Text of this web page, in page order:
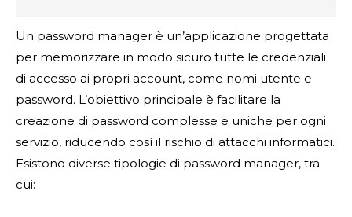
Un password manager è un’applicazione progettata
per memorizzare in modo sicuro tutte le credenziali
di accesso ai propri account, come nomi utente e
password. L’obiettivo principale è facilitare la
creazione di password complesse e uniche per ogni
servizio, riducendo così il rischio di attacchi informatici.
Esistono diverse tipologie di password manager, tra
cui: